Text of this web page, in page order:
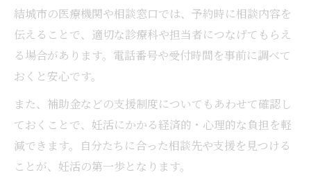
結城市の医療機関や相談窓口では、予約時に相談内容を
伝えることで、適切な診療科や担当者につなげてもらえ
る場合があります。電話番号や受付時間を事前に調べて
おくと安心です。
また、補助金などの支援制度についてもあわせて確認し
ておくことで、妊活にかかる経済的・心理的な負担を軽
減できます。自分たちに合った相談先や支援を見つける
ことが、妊活の第一歩となります。